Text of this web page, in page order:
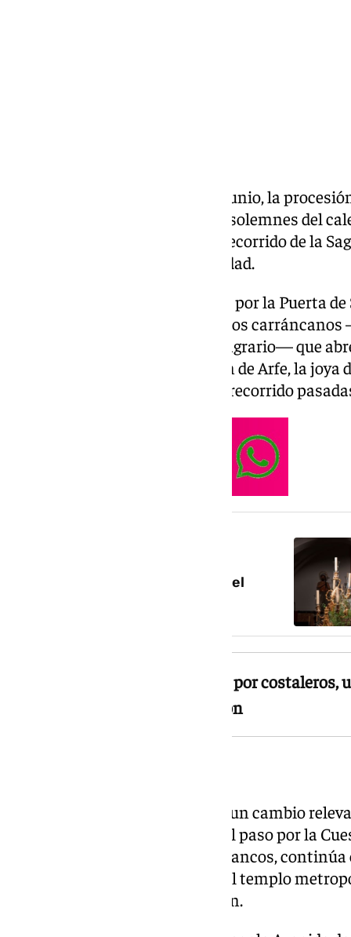
Sevilla celebra hoy, jueves 4 de junio, la
citas religiosas más antiguas y solemnes del
retransmite en directo todo el recorrido de la
por el centro histórico de la ciudad.
El cortejo partió a las 8.15 horas por la Puerta
primeros en salir fueron los niños
Hermandad Sacramental del Sagrario— que
tradicional. La Custodia de Juan de Arfe, la
protagoniza el desfile, inició su recorrido
extraordinaria de San Isaías en el
La Sagrada Custodia es portada por
pasado tras años de interrupción
Este año el recorrido incorpora un cambio
la Catedral: el cortejo suprime el paso por la
Molina— y, tras discurrir por Francos,
Placentines hasta la entrada del templo
trazado histórico de la procesión.